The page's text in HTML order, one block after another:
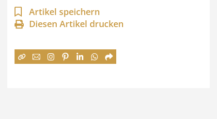
a
n
e
Artikel speichern
Diesen Artikel drucken